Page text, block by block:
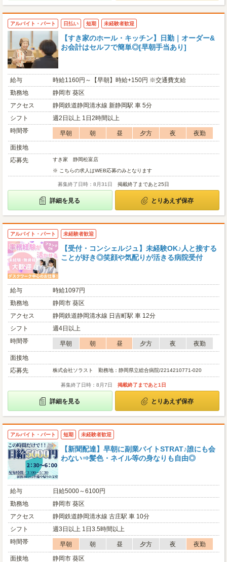
アルバイト・パート 日払い 短期 未経験者歓迎
【すき家のホール・キッチン】日勤｜オーダー&
お会計はセルフで簡単◎[早朝手当あり]
給与
時給1160円～【早朝】時給+150円 ※交通費支給
勤務地
静岡市 葵区
アクセス
静岡鉄道静岡清水線 新静岡駅 車 5分
シフト
週2日以上 1日2時間以上
時間帯
早朝 朝 昼 夕方 夜
夜勤
面接地
応募先
すき家 静岡松富店
※ こちらの求人はWEB応募のみとなります
募集終了日時：8月31日 掲載終了まであと25日
詳細を見る とりあえず保存
アルバイト・パート 未経験者歓迎
【受付・コンシェルジュ】未経験OK♪人と接する
ことが好き◎笑顔や気配りが活きる病院受付
給与
時給1097円
勤務地
静岡市 葵区
アクセス
静岡鉄道静岡清水線 日吉町駅 車 12分
シフト
週4日以上
時間帯
早朝 朝 昼 夕方 夜
夜勤
面接地
応募先
株式会社ソラスト 勤務地：静岡県立総合病院/2214210771-020
募集終了日時：8月7日 掲載終了まであと1日
詳細を見る とりあえず保存
アルバイト・パート 短期 未経験者歓迎
【新聞配達】早朝に副業バイトSTRAT♪誰にも会
わない⇒髪色・ネイル等の身なりも自由◎
給与
日給5000～6100円
勤務地
静岡市 葵区
アクセス
静岡鉄道静岡清水線 古庄駅 車 10分
シフト
週3日以上 1日3.5時間以上
時間帯
早朝 朝 昼 夕方 夜
夜勤
面接地
静岡市 葵区